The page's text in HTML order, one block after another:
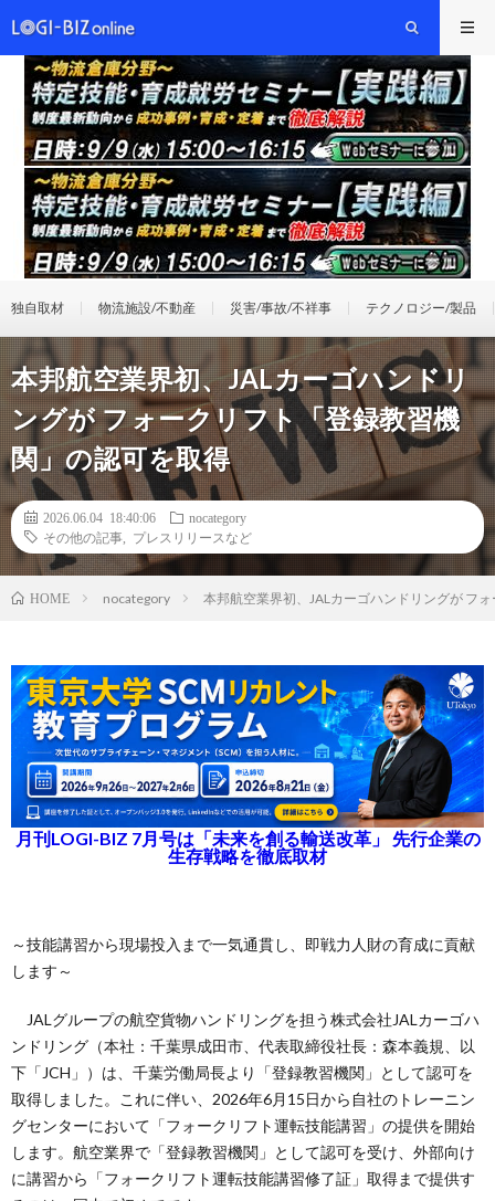
独自取材 物流施設/不動産 災害/事故/不祥事 テクノロジー/製品
本邦航空業界初、JALカーゴハンドリ
ングが フォークリフト「登録教習機
関」の認可を取得
2026.06.04 18:40:06
nocategory
その他の記事
プレスリリースなど
HOME nocategory 本邦航空業界初、JALカーゴハンドリングが フ
月刊LOGI-BIZ 7月号は「未来を創る輸送改革」 先行企業の
生存戦略を徹底取材
～技能講習から現場投入まで一気通貫し、即戦力人財の育成に貢献
します～
JALグループの航空貨物ハンドリングを担う株式会社JALカーゴハ
ンドリング（本社：千葉県成田市、代表取締役社長：森本義規、以
下「JCH」）は、千葉労働局長より「登録教習機関」として認可を
取得しました。これに伴い、2026年6月15日から自社のトレーニン
グセンターにおいて「フォークリフト運転技能講習」の提供を開始
します。航空業界で「登録教習機関」として認可を受け、外部向け
に講習から「フォークリフト運転技能講習修了証」取得まで提供す